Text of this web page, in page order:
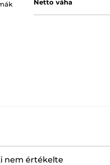
Netto váha
nem értékelte